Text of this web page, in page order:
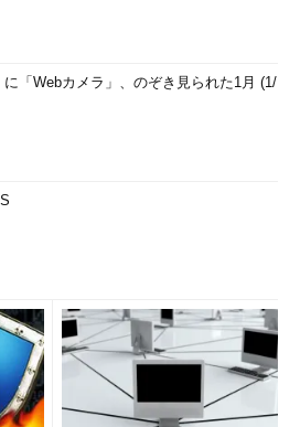
に「Webカメラ」、のぞき見られた1月 (1/